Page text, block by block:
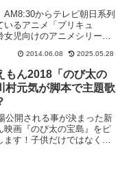
AM8:30からテレビ朝日系列
いるアニメ「プリキュ
女児向けのアニメシリーズ
のお父さんやお母さんも巻
気シリーズとなっている
たでは、...
2014.06.08 2025.05.28
もん2018「のび太の
村元気が脚本で主題歌
公開される事が決まった新
映画『のび太の宝島』をピ
ます！子供だけではなく、